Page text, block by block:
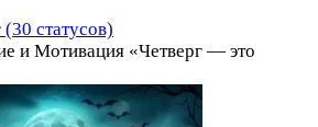
статусов)
и Мотивация «Четверг — это